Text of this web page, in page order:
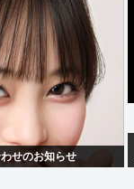
せのお知らせ